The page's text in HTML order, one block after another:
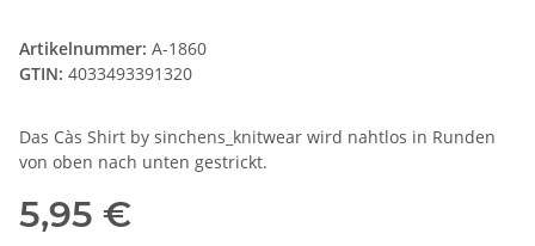
Artikelnummer: A-1860
GTIN: 4033493391320
Das Càs Shirt by sinchens_knitwear wird nahtlos in Runden
von oben nach unten gestrickt.
5,95 €